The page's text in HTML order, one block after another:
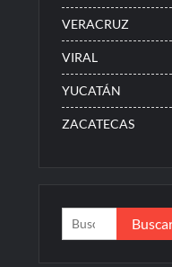
VERACRUZ
VIRAL
YUCATÁN
ZACATECAS
Buscar: